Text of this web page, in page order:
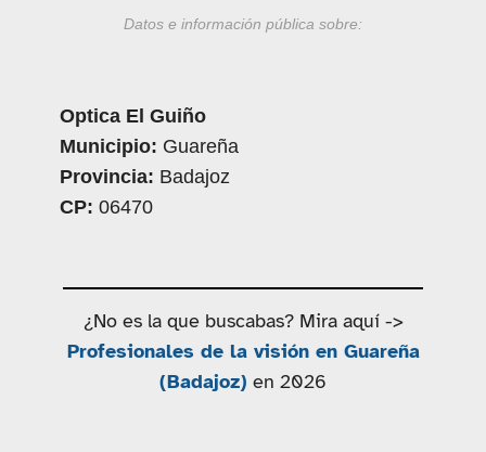
Datos e información pública sobre:
Optica El Guiño
Municipio: Guareña
Provincia: Badajoz
CP: 06470
¿No es la que buscabas? Mira aquí ->
Profesionales de la visión en Guareña
(Badajoz) en 2026